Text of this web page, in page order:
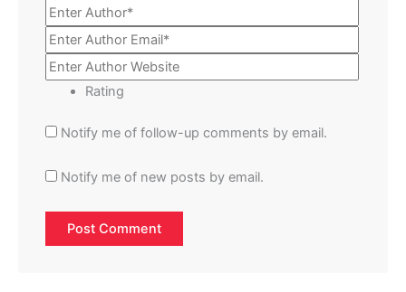
Rating
Notify me of follow-up comments by email.
Notify me of new posts by email.